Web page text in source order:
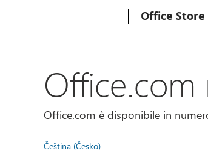
Office Store
Office.com è disponibile in
Čeština (Česko)